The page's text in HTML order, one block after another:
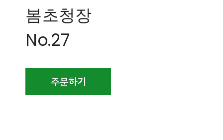
봄초청장
No.27